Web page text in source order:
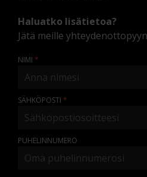
Haluatko lisätietoa?
Jätä meille
NIMI
SÄHKÖPOSTI
PUHELINNUMERO